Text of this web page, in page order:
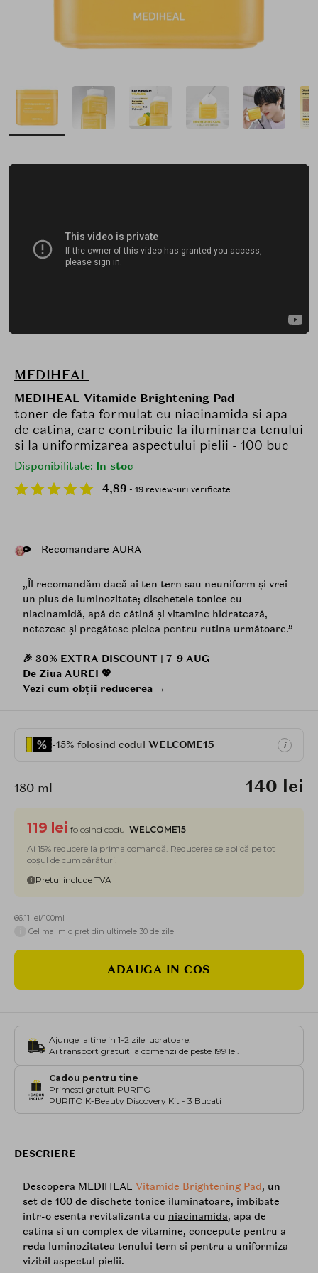
MEDIHEAL
MEDIHEAL Vitamide Brightening Pad
toner de fata formulat cu niacinamida si apa
de catina, care contribuie la iluminarea tenului
si la uniformizarea aspectului pielii - 100 buc
Disponibilitate: In stoc
4,89 - 19 review-uri verificate
Recomandare AURA
„Îl recomandăm dacă ai ten tern sau neuniform și vrei
un plus de luminozitate; dischetele tonice cu
niacinamidă, apă de cătină și vitamine hidratează,
netezesc și pregătesc pielea pentru rutina următoare.”
🎉 30% EXTRA DISCOUNT | 7–9 AUG
De Ziua AUREI 💖
Vezi cum obții reducerea →
-15% folosind codul WELCOME15 i
180 ml 140 lei
119 lei folosind codul WELCOME15
Ai 15% reducere la prima comandă. Reducerea se aplică pe tot
coșul de cumpărături.
Pretul include TVA
66.11 lei/100ml
Cel mai mic pret din ultimele 30 de zile
ADAUGA IN COS
Ajunge la tine in 1-2 zile lucratoare.
Ai transport gratuit la comenzi de peste 199 lei.
Cadou pentru tine
Primesti gratuit PURITO
PURITO K-Beauty Discovery Kit - 3 Bucati
DESCRIERE
Descopera MEDIHEAL Vitamide Brightening Pad, un
set de 100 de dischete tonice iluminatoare, imbibate
intr-o esenta revitalizanta cu niacinamida, apa de
catina si un complex de vitamine, concepute pentru a
reda luminozitatea tenului tern si pentru a uniformiza
vizibil aspectul pielii.